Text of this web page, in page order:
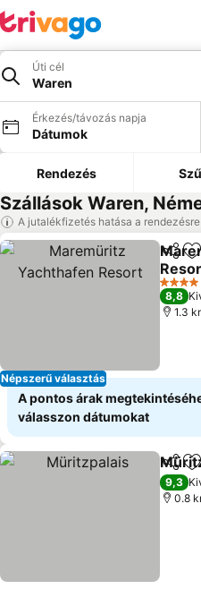
Úti cél
Waren
Érkezés/távozás napja
Dátumok
Rendezés
Szállások Waren,
A jutalékfizetés hatása a rendezésre
Népszerű választás
Árak
4
8,8
1.3
A pontos árak
válasszon dátumokat
9,3
0.8